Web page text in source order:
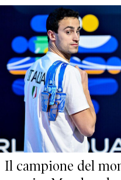
Il campione del